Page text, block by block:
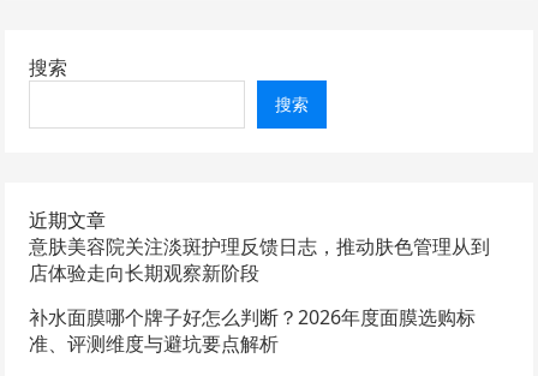
搜索
搜索
近期文章
意肤美容院关注淡斑护理反馈日志，推动肤色管理从到
店体验走向长期观察新阶段
补水面膜哪个牌子好怎么判断？2026年度面膜选购标
准、评测维度与避坑要点解析